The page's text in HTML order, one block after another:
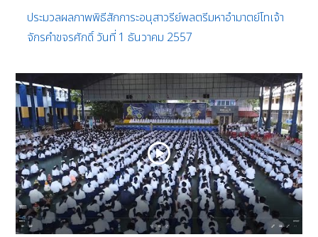
ประมวลผลภาพพิธีสักการะอนุสาวรีย์พลตรีมหาอำมาตย์โทเจ้า
จักรคำขจรศักดิ์ วันที่ 1 ธันวาคม 2557